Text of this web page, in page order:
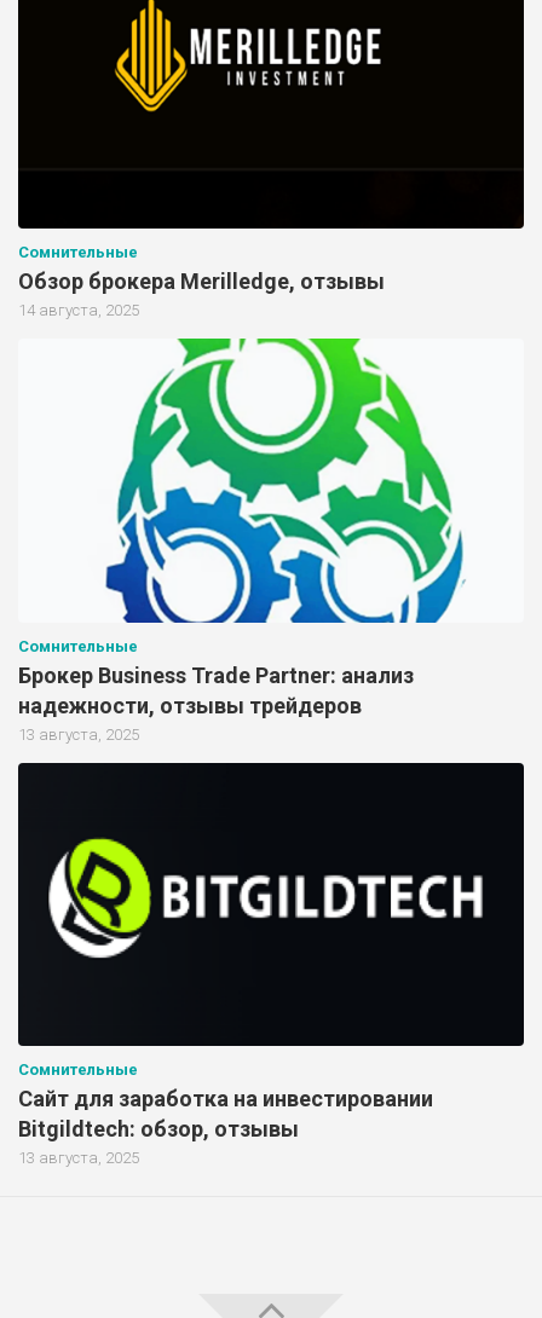
Сомнительные
Обзор брокера Merilledge, отзывы
14 августа, 2025
Сомнительные
Брокер Business Trade Partner: анализ
надежности, отзывы трейдеров
13 августа, 2025
Сомнительные
Сайт для заработка на инвестировании
Bitgildtech: обзор, отзывы
13 августа, 2025